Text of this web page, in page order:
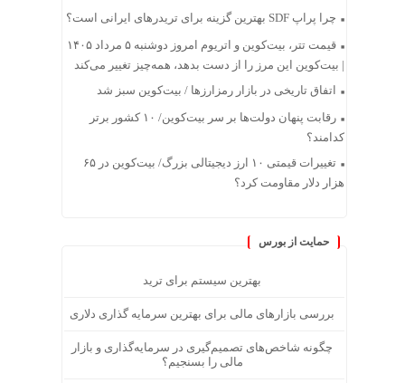
چرا پراپ SDF بهترین گزینه برای تریدرهای ایرانی است؟
قیمت تتر، بیت‌کوین و اتریوم امروز دوشنبه ۵ مرداد ۱۴۰۵
| بیت‌کوین این مرز را از دست بدهد، همه‌چیز تغییر می‌کند
اتفاق تاریخی در بازار رمزارزها / بیت‌کوین سبز شد
رقابت پنهان دولت‌ها بر سر بیت‌کوین/ ۱۰ کشور برتر
کدامند؟
تغییرات قیمتی ۱۰ ارز دیجیتالی بزرگ/ بیت‌کوین در ۶۵
هزار دلار مقاومت کرد؟
حمایت از بورس
بهترین سیستم برای ترید
بررسی بازارهای مالی برای بهترین سرمایه گذاری دلاری
چگونه شاخص‌های تصمیم‌گیری در سرمایه‌گذاری و بازار
مالی را بسنجیم؟